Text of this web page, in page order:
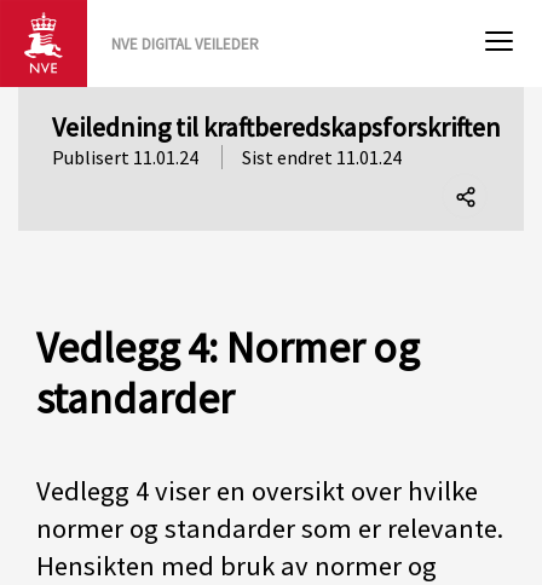
NVE DIGITAL VEILEDER
Veiledning til kraftberedskapsforskriften
Publisert 11.01.24 Sist endret 11.01.24
Vedlegg 4: Normer og
standarder
Vedlegg 4 viser en oversikt over hvilke
normer og standarder som er relevante.
Hensikten med bruk av normer og